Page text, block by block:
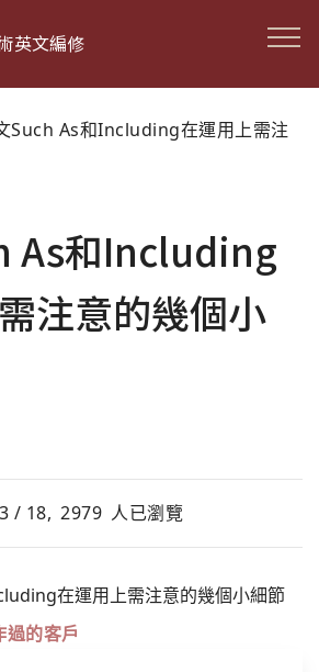
英文編修
Such As和Including在運用上需注
As和Including
注意的幾個小
/ 18, 2979 人已瀏覽
的客戶